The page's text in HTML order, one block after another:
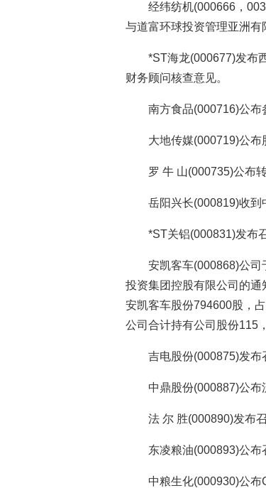
经纬纺机(000666，
与道富环球投资管理亚洲有
*ST海龙(000677)发布
财务顾问核查意见。
南方食品(000716)公布
大地传媒(000719)公布
罗 牛 山(000735)公布
岳阳兴长(000819)收到
*ST关铝(000831)发布
安凯客车(000868)公
投资集团控股有限公司的
安凯客车股份794600股，
公司合计持有公司股份115
吉电股份(000875)发布
中鼎股份(000887)公布
法 尔 胜(000890)发布
东凌粮油(000893)公布
中粮生化(000930)公布